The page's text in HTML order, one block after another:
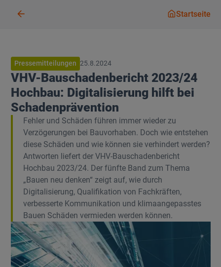
Startseite
Pressemitteilungen 25.8.2024
VHV-Bauschadenbericht 2023/24
Hochbau: Digitalisierung hilft bei
Schadenprävention
Fehler und Schäden führen immer wieder zu
Verzögerungen bei Bauvorhaben. Doch wie entstehen
diese Schäden und wie können sie verhindert werden?
Antworten liefert der VHV-Bauschadenbericht
Hochbau 2023/24. Der fünfte Band zum Thema
„Bauen neu denken“ zeigt auf, wie durch
Digitalisierung, Qualifikation von Fachkräften,
verbesserte Kommunikation und klimaangepasstes
Bauen Schäden vermieden werden können.